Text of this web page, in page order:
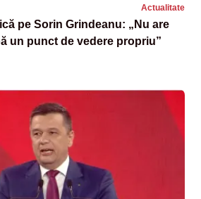
Actualitate
pe Sorin Grindeanu: „Nu are
un punct de vedere propriu”